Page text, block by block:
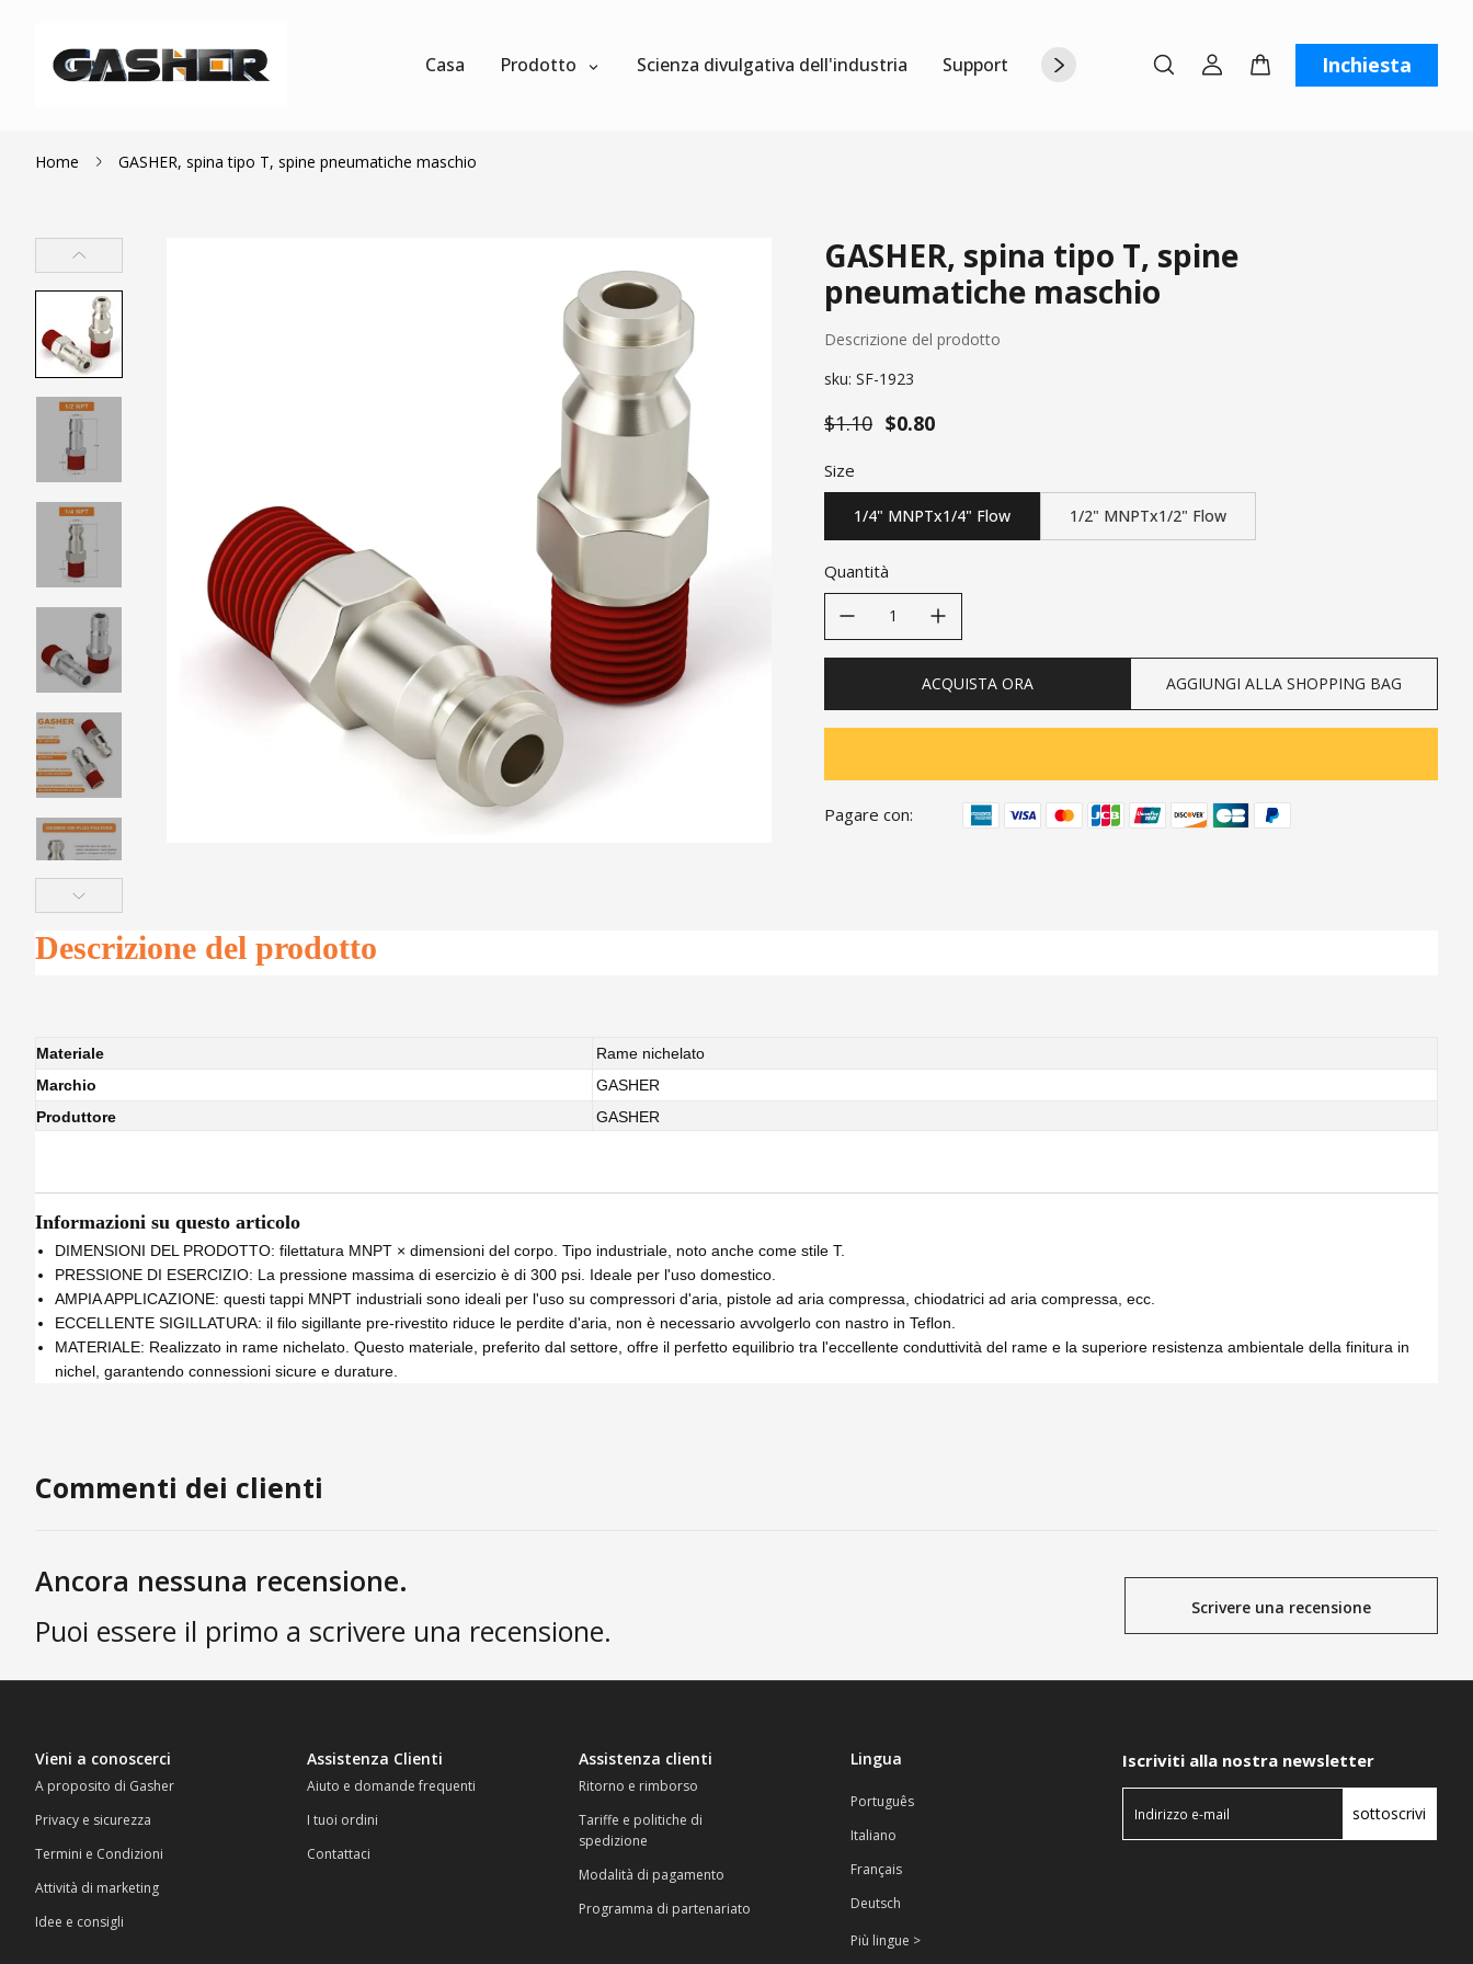
Casa Prodotto Scienza divulgativa dell'industria Supporto Chi siamo Contattaci Inchiesta
Home GASHER, spina tipo T, spine pneumatiche maschio
GASHER, spina tipo T, spine
pneumatiche maschio
Descrizione del prodotto
sku: SF-1923
$1.10 $0.80
Size
1/4" MNPTx1/4" Flow 1/2" MNPTx1/2" Flow
Quantità
ACQUISTA ORA AGGIUNGI ALLA SHOPPING BAG
Pagare con:
Descrizione del prodotto
Materiale
Rame nichelato
Marchio
GASHER
Produttore
GASHER
Informazioni su questo articolo
DIMENSIONI DEL PRODOTTO: filettatura MNPT × dimensioni del corpo. Tipo industriale, noto anche come stile T.
PRESSIONE DI ESERCIZIO: La pressione massima di esercizio è di 300 psi. Ideale per l'uso domestico.
AMPIA APPLICAZIONE: questi tappi MNPT industriali sono ideali per l'uso su compressori d'aria, pistole ad aria compressa, chiodatrici ad aria compressa, ecc.
ECCELLENTE SIGILLATURA: il filo sigillante pre-rivestito riduce le perdite d'aria, non è necessario avvolgerlo con nastro in Teflon.
MATERIALE: Realizzato in rame nichelato. Questo materiale, preferito dal settore, offre il perfetto equilibrio tra l'eccellente conduttività del rame e la superiore resistenza ambientale della finitura in
nichel, garantendo connessioni sicure e durature.
Commenti dei clienti
Ancora nessuna recensione.
Puoi essere il primo a scrivere una recensione.
Scrivere una recensione
Vieni a conoscerci
A proposito di Gasher
Privacy e sicurezza
Termini e Condizioni
Attività di marketing
Idee e consigli
Assistenza Clienti
Aiuto e domande frequenti
I tuoi ordini
Contattaci
Assistenza clienti
Ritorno e rimborso
Tariffe e politiche di
spedizione
Modalità di pagamento
Programma di partenariato
Lingua
Português
Italiano
Français
Deutsch
Più lingue >
Iscriviti alla nostra newsletter
sottoscrivi